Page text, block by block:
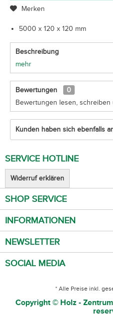
Merken
5000 x 120 x 120 mm
Beschreibung
mehr
Bewertungen
0
Bewertungen lesen, schreiben
Kunden haben sich ebenfalls
SERVICE HOTLINE
Widerruf erklären
SHOP SERVICE
INFORMATIONEN
NEWSLETTER
SOCIAL MEDIA
* Alle Preise inkl.
Copyright © Holz -